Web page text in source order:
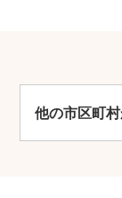
他の市区町